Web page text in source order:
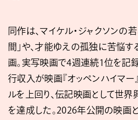
同作は、マイケル・ジャクソンの
間」や、才能ゆえの孤独に苦悩
画。実写映画で4週連続1位を記
行収入が映画『オッペンハイマー
ルを上回り、伝記映画として世界
を達成した。2026年公開の映画と